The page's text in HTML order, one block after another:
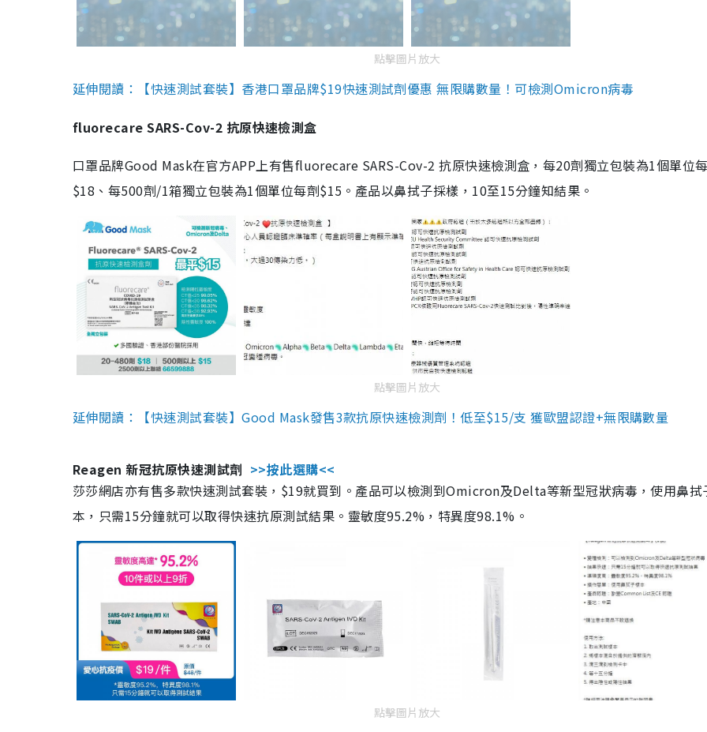
點擊圖片放大
延伸閱讀：【快速測試套裝】香港口罩品牌$19快速測試劑優惠 無限購數量！可檢測Omicron病毒
fluorecare SARS-Cov-2 抗原快速檢測盒
口罩品牌Good Mask在官方APP上有售fluorecare SARS-Cov-2 抗原快速檢測盒，每20劑獨立包裝為1個單位
$18、每500劑/1箱獨立包裝為1個單位每劑$15。產品以鼻拭子採樣，10至15分鐘知結果。
點擊圖片放大
延伸閱讀：【快速測試套裝】Good Mask發售3款抗原快速檢測劑！低至$15/支 獲歐盟認證+無限購數量
Reagen 新冠抗原快速測試劑 >>按此選購<<
莎莎網店亦有售多款快速測試套裝，$19就買到。產品可以檢測到Omicron及Delta等新型冠狀病毒，使用鼻拭
本，只需15分鐘就可以取得快速抗原測試結果。靈敏度95.2%，特異度98.1%。
點擊圖片放大